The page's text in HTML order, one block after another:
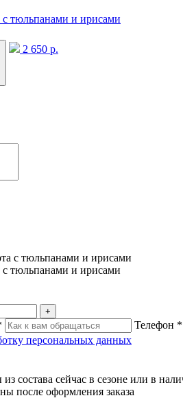
с тюльпанами и ирисами
2 650 р.
с тюльпанами и ирисами
+
Телефон *
персональных данных
состава сейчас в сезоне или в
после оформления заказа